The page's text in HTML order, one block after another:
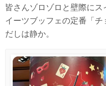
皆さんゾロゾロと壁際に
イーツブッフェの定番「
だしは静か。